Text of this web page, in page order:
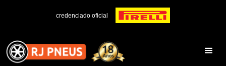
credenciado oficial